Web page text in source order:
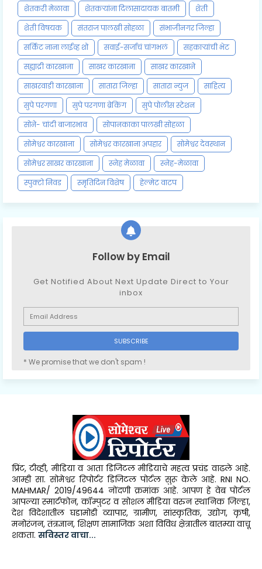
शेतकरी मेळावा
शेतकऱ्यांना दिलासादायक बातमी
शेती
शेती विषयक
संतराज पालखी सोहळा
संभाजीनगर जिल्हा
सर्किट नाना लाईव्ह शो
सवाई-सर्जाचं चांगभलं
सहकाऱ्यांची भेट
सह्याद्री कारखाना
साखर कारखाना
साखर कारखाने
साखरवाडी कारखाना
सातारा जिल्हा सातारा न्युज
साहित्य
सुपे परगणा
सुपे परगणा ब्रेकिंग
सुपे पोलीस स्टेशन
सोने- चांदी बाजारभाव
सोपानकाका पालखी सोहळा
सोमेश्वर कारखाना
सोमेश्वर कारखाना अपहार
सोमेश्वर देवस्थान
सोमेश्वर साखर कारखाना
स्नेह मेळावा
स्नेह-मेळावा
स्पुक्टो निवड
स्मृतिदिन विशेष हेल्मेट वाटप
Follow by Email
Get Notified About Next Update Direct to Your
inbox
* We promise that we don't spam !
प्रिंट, टीव्ही, मीडिया व आता डिजिटल मीडियाचे महत्व प्रचंड वाढले आहे.
आम्ही सा. सोमेश्वर रिपोर्टर डिजिटल पोर्टल सुरू केले आहे. RNI NO.
MAHMAR/ 2019/49644 नोंदणी क्रमांक आहे. आपण हे वेब पोर्टल
आपल्या स्मार्टफोन, कॉम्पुटर व सोशल मीडिया वरुन स्थानिक जिल्हा,
देश विदेशातील घडामोडी व्यापार, ग्रामीण, सांस्कृतिक, उद्योग, कृषी,
मनोरंजन, तंत्रज्ञान, शिक्षण सामाजिक अशा विविध क्षेत्रातील बातम्या वाचू
शकता. सविस्तर वाचा...